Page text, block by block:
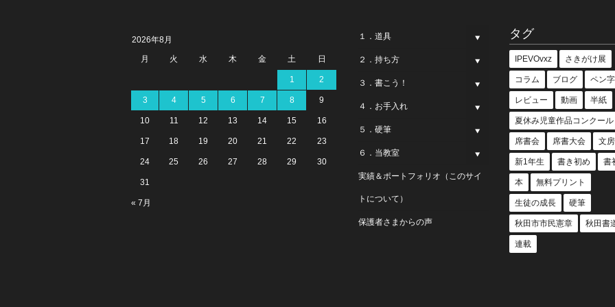
2026年8月
月
火 水 木 金 土 日
« 7月
1 2
3 4 5 6 7 8 9
10 11 12 13 14 15 16
17 18 19 20 21 22 23
24 25 26 27 28 29 30
31
１．道具
２．持ち方
３．書こう！
４．お手入れ
５．硬筆
６．当教室
実績＆ポートフォリオ（このサイ
トについて）
保護者さまからの声
タグ
IPEVOvxz さきがけ展
コラム ブログ ペン字
レビュー 動画 半紙
夏休み児童作品コンクール
席書会 席書大会 文
新1年生 書き初め 書
本 無料プリント
生徒の成長 硬筆
秋田市市民憲章 秋田書
連載